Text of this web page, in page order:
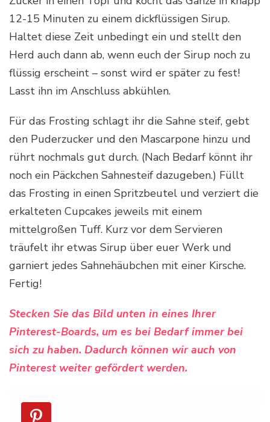
12-15 Minuten zu einem dickflüssigen Sirup.
Haltet diese Zeit unbedingt ein und stellt den
Herd auch dann ab, wenn euch der Sirup noch zu
flüssig erscheint – sonst wird er später zu fest!
Lasst ihn im Anschluss abkühlen.
Für das Frosting schlagt ihr die Sahne steif, gebt
den Puderzucker und den Mascarpone hinzu und
rührt nochmals gut durch. (Nach Bedarf könnt ihr
noch ein Päckchen Sahnesteif dazugeben.) Füllt
das Frosting in einen Spritzbeutel und verziert die
erkalteten Cupcakes jeweils mit einem
mittelgroßen Tuff. Kurz vor dem Servieren
träufelt ihr etwas Sirup über euer Werk und
garniert jedes Sahnehäubchen mit einer Kirsche.
Fertig!
Stecken Sie das Bild unten in eines Ihrer
Pinterest-Boards, um es bei Bedarf immer bei
sich zu haben. Dadurch können wir auch von
Pinterest weiter gefördert werden.